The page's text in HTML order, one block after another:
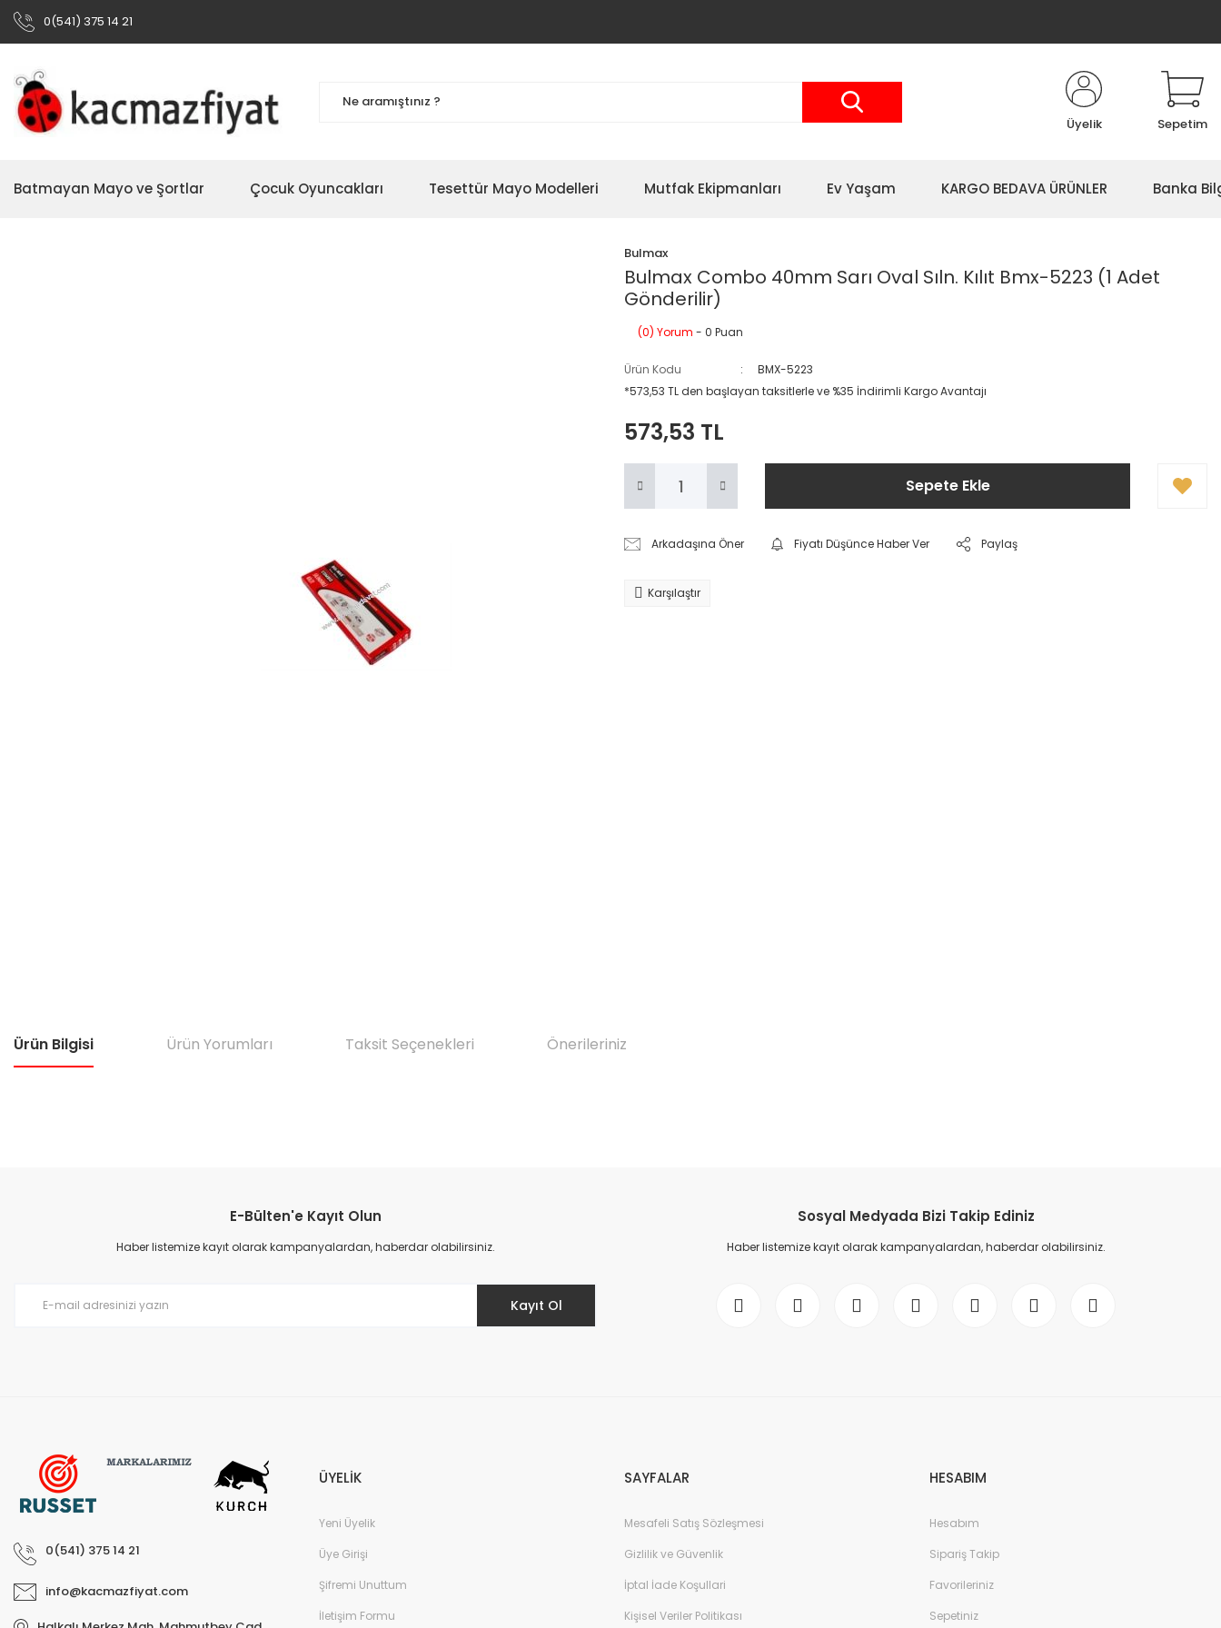
0(541) 375 14 21
Üyelik Sepetim
Batmayan Mayo ve Şortlar Çocuk Oyuncakları Tesettür Mayo Modelleri Mutfak Ekipmanları Ev Yaşam KARGO BEDAVA ÜRÜNLER Banka
Bulmax
Bulmax Combo 40mm Sarı Oval Sıln. Kılıt Bmx-5223 (1 Adet
Gönderilir)
(0) Yorum - 0 Puan
Ürün Kodu
BMX-5223
*573,53 TL den başlayan taksitlerle ve %35 İndirimli Kargo Avantajı
573,53 TL
Sepete Ekle
Arkadaşına Öner Fiyatı Düşünce Haber Ver Paylaş
Karşılaştır
Ürün Bilgisi Ürün Yorumları Taksit Seçenekleri Önerileriniz
Ürün resmi kalitesiz, bozuk veya görüntülenemiyor.
Ürün açıklamasında eksik bilgiler bulunuyor.
E-Bülten'e Kayıt Olun
Haber listemize kayıt olarak kampanyalardan, haberdar olabilirsiniz.
Kayıt Ol
Sosyal Medyada Bizi Takip Ediniz
Haber listemize kayıt olarak kampanyalardan, haberdar olabilirsiniz.
0(541) 375 14 21
info@kacmazfiyat.com
ÜYELİK
Yeni Üyelik
Üye Girişi
Şifremi Unuttum
İletişim Formu
SAYFALAR
Mesafeli Satış Sözleşmesi
Gizlilik ve Güvenlik
İptal İade Koşullari
Kişisel Veriler Politikası
HESABIM
Hesabım
Sipariş Takip
Favorileriniz
Sepetiniz